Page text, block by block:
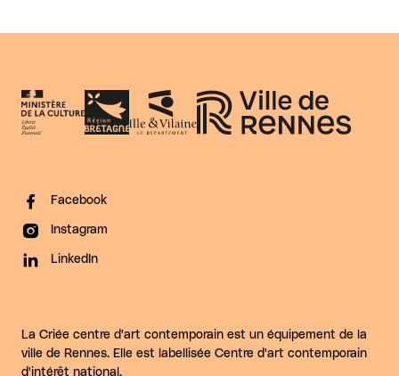
Facebook
Instagram
LinkedIn
La Criée centre d'art contemporain est un équipement de la
ville de Rennes. Elle est labellisée Centre d'art contemporain
d'intérêt national.